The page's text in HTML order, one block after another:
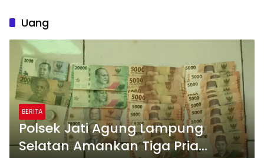
Uang
BERITA
Polsek Jati Agung Lampung
Selatan Amankan Tiga Pria